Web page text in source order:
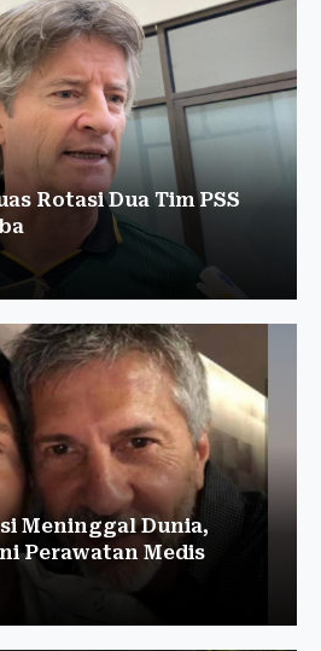
Rotasi Dua Tim PSS
Meninggal Dunia,
Perawatan Medis